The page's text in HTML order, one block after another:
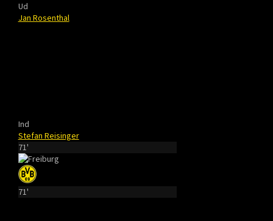
Ud
Jan Rosenthal
Ind
Stefan Reisinger
71'
71'